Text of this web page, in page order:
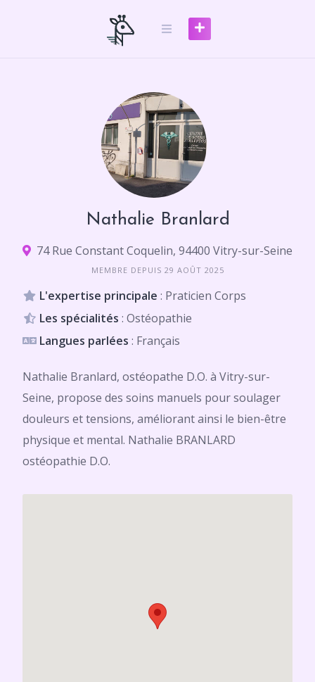
Nathalie Branlard
74 Rue Constant Coquelin, 94400 Vitry-sur-Seine
MEMBRE DEPUIS 29 AOÛT 2025
L'expertise principale : Praticien Corps
Les spécialités : Ostéopathie
Langues parlées : Français
Nathalie Branlard, ostéopathe D.O. à Vitry-sur-
Seine, propose des soins manuels pour soulager
douleurs et tensions, améliorant ainsi le bien-être
physique et mental. Nathalie BRANLARD
ostéopathie D.O.